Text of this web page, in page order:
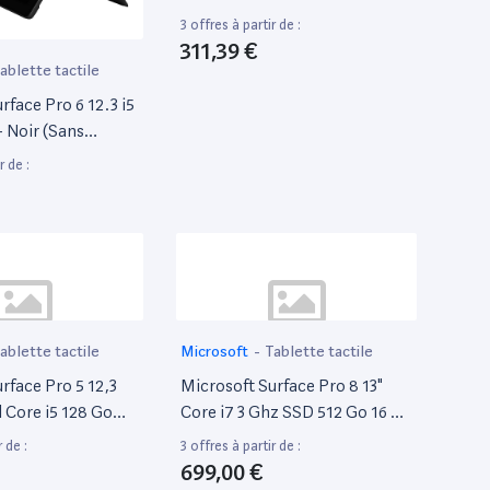
tactile
Pro 6 12.3 i5
Noir (Sans
de :
SSD 8 Go Ram [WiFi] Gris
3 offres à partir de :
311,39 €
tactile
Pro 5 12,3
i5 128 Go
[WiFi + 4G] Gris
de :
Microsoft - Tablette tactile
Microsoft Surface Pro 8 13"
Core i7 3 Ghz SSD 512 Go 16 Go
Qwerty Espagnol
3 offres à partir de :
699,00 €